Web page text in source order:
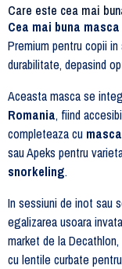
Care este cea mai
Cea mai buna
Premium pentru copii
durabilitate, depasind
Aceasta masca se
Romania, fiind
completeaza cu
sau Apeks pentru
snorkeling.
In sessiuni de inot sau
egalizarea usoara
market de la
cu lentile curbate